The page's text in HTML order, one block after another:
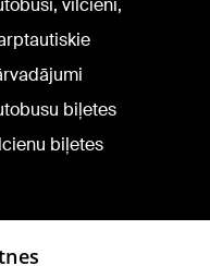
vilcieni,
biļetes
biļetes